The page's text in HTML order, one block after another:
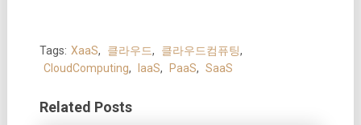
Tags: XaaS, 클라우드, 클라우드컴퓨팅,
CloudComputing, IaaS, PaaS, SaaS
Related Posts